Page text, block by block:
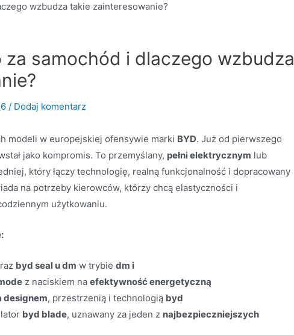
wzbudza takie zainteresowanie?
za samochód i dlaczego wzbudza
/ Dodaj komentarz
modeli w europejskiej ofensywie marki BYD. Już od pierwszego
jako kompromis. To przemyślany, pełni elektrycznym lub
który łączy technologię, realną funkcjonalność i dopracowany
na potrzeby kierowców, którzy chcą elastyczności i
użytkowaniu.
byd seal u dm w trybie dm i
z naciskiem na efektywność energetyczną
, przestrzenią i technologią byd
byd blade, uznawany za jeden z najbezpieczniejszych